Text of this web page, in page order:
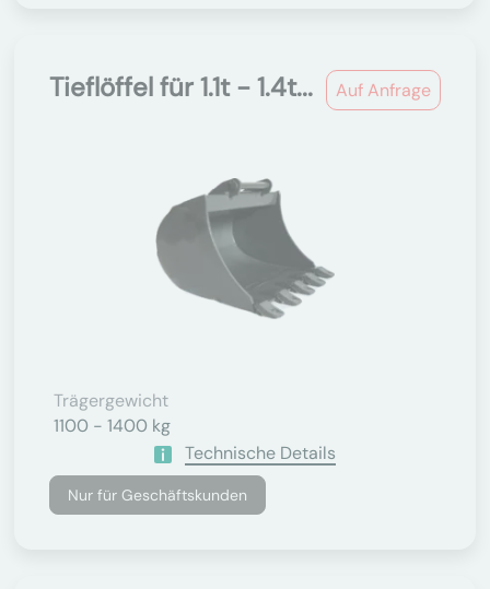
Auf Anfrage
Tieflöffel für 1.1t - 1.4t...
Trägergewicht
1100 - 1400 kg
Technische Details
Nur für Geschäftskunden